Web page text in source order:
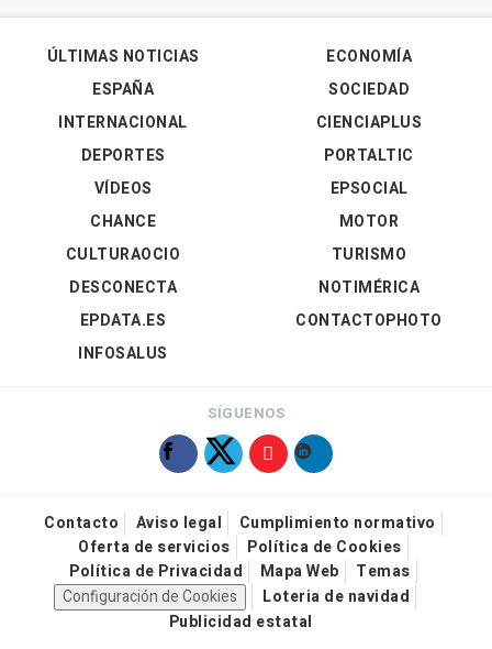
ÚLTIMAS NOTICIAS
ESPAÑA
INTERNACIONAL
DEPORTES
VÍDEOS
ECONOMÍA
SOCIEDAD
CIENCIAPLUS
PORTALTIC
EPSOCIAL
CHANCE
CULTURAOCIO
DESCONECTA
EPDATA.ES
INFOSALUS
MOTOR
TURISMO
NOTIMÉRICA
CONTACTOPHOTO
SÍGUENOS
Contacto Aviso legal
Cumplimiento normativo
Oferta de servicios
Política de Cookies
Política de Privacidad
Mapa Web
Temas
Configuración de Cookies
Loteria de navidad
Publicidad estatal